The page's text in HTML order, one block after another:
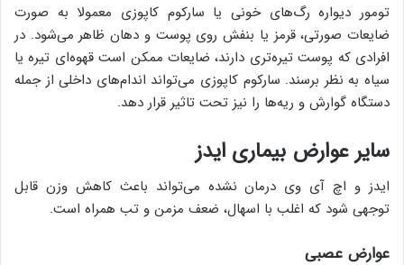
تومور دیواره رگ‌های خونی یا سارکوم کاپوزی معمولا به صورت
ضایعات صورتی، قرمز یا بنفش روی پوست و دهان ظاهر می‌شود. در
افرادی که پوست تیره‌تری دارند، ضایعات ممکن است قهوه‌ای تیره یا
سیاه به نظر برسند. سارکوم کاپوزی می‌تواند اندام‌های داخلی از جمله
دستگاه گوارش و ریه‌ها را نیز تحت تاثیر قرار دهد.
سایر عوارض بیماری ایدز
ایدز و اچ آی وی درمان نشده می‌تواند باعث کاهش وزن قابل
توجهی شود که اغلب با اسهال، ضعف مزمن و تب همراه است.
عوارض عصبی